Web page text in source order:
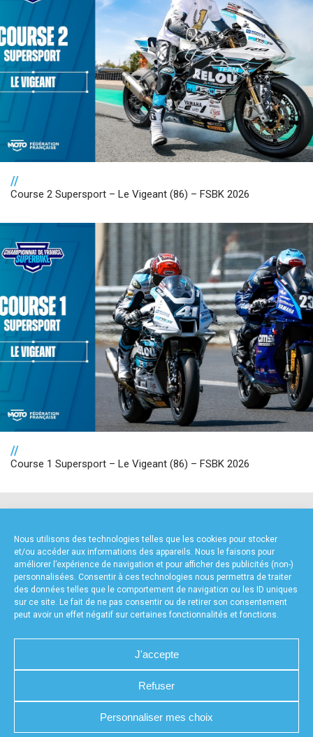
Nous utilisons des technologies telles que les cookies pour stocker
et/ou accéder aux informations des appareils. Nous le faisons pour
améliorer l’expérience de navigation et pour afficher des publicités (non-)
personnalisées. Consentir à ces technologies nous permettra de traiter
des données telles que le comportement de navigation ou les ID uniques
sur ce site. Le fait de ne pas consentir ou de retirer son consentement
peut avoir un effet négatif sur certaines fonctionnalités et fonctions.
J'accepte
Refuser
Personnaliser mes choix
//
Course 2 Supersport – Le Vigeant (86) – FSBK 2026
//
Course 1 Supersport – Le Vigeant (86) – FSBK 2026
CHARTE DE CONFIDENTIALITÉ
NOUS CONTACTER